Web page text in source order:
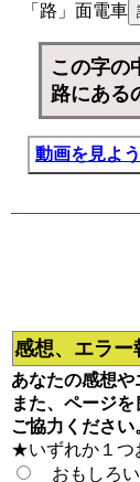
「路」面電車
この字の
路にある
動画を見よう
感想、エラー
あなたの感想
また、ページを
ご協力ください
★いずれか１つ
おもしろい